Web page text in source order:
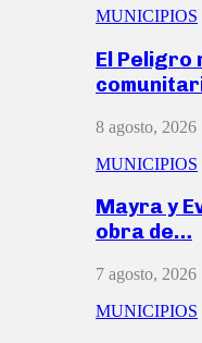
MUNICIPIOS
El Peligro
8 agosto, 2026
MUNICIPIOS
Mayra y
obra de…
7 agosto, 2026
MUNICIPIOS